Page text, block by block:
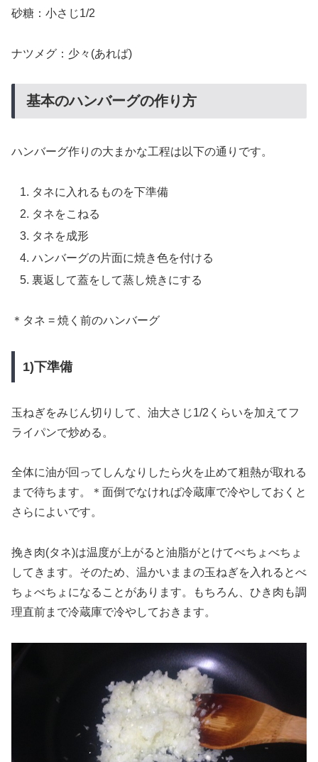
砂糖：小さじ1/2
ナツメグ：少々(あれば)
基本のハンバーグの作り方
ハンバーグ作りの大まかな工程は以下の通りです。
タネに入れるものを下準備
タネをこねる
タネを成形
ハンバーグの片面に焼き色を付ける
裏返して蓋をして蒸し焼きにする
＊タネ = 焼く前のハンバーグ
1)下準備
玉ねぎをみじん切りして、油大さじ1/2くらいを加えてフ
ライパンで炒める。
全体に油が回ってしんなりしたら火を止めて粗熱が取れる
まで待ちます。＊面倒でなければ冷蔵庫で冷やしておくと
さらによいです。
挽き肉(タネ)は温度が上がると油脂がとけてべちょべちょ
してきます。そのため、温かいままの玉ねぎを入れるとべ
ちょべちょになることがあります。もちろん、ひき肉も調
理直前まで冷蔵庫で冷やしておきます。